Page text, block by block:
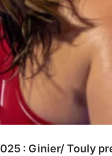
: Ginier/ Touly